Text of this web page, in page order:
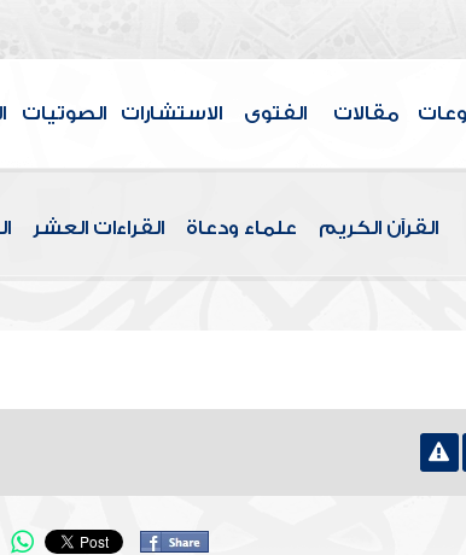
مقالات الفتوى الاستشارات الصوتيات
القرآن الكريم علماء ودعاة القراءات العشر